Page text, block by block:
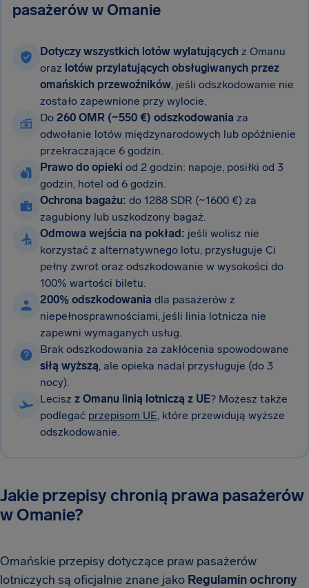
pasażerów w Omanie
Dotyczy wszystkich lotów wylatujących z Omanu
oraz lotów przylatujących obsługiwanych przez
omańskich przewoźników, jeśli odszkodowanie nie
zostało zapewnione przy wylocie.
Do 260 OMR (~550 €) odszkodowania za
odwołanie lotów międzynarodowych lub opóźnienie
przekraczające 6 godzin.
Prawo do opieki od 2 godzin: napoje, posiłki od 3
godzin, hotel od 6 godzin.
Ochrona bagażu: do 1288 SDR (~1600 €) za
zagubiony lub uszkodzony bagaż.
Odmowa wejścia na pokład: jeśli wolisz nie
korzystać z alternatywnego lotu, przysługuje Ci
pełny zwrot oraz odszkodowanie w wysokości do
100% wartości biletu.
200% odszkodowania dla pasażerów z
niepełnosprawnościami, jeśli linia lotnicza nie
zapewni wymaganych usług.
Brak odszkodowania za zakłócenia spowodowane
siłą wyższą, ale opieka nadal przysługuje (do 3
nocy).
Lecisz z Omanu linią lotniczą z UE? Możesz także
podlegać przepisom UE, które przewidują wyższe
odszkodowanie.
Jakie przepisy chronią prawa pasażerów
w Omanie?
Omańskie przepisy dotyczące praw pasażerów
lotniczych są oficjalnie znane jako Regulamin ochrony